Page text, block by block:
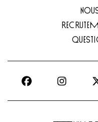
Ville de